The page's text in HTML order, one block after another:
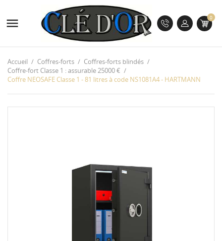
 0
Accueil Coffres-forts
Coffres-forts blindés
Coffre-fort Classe 1 : assurable 25000 €
Coffre NEOSAFE Classe 1 - 81 litres à code NS1081A4 - HARTMANN